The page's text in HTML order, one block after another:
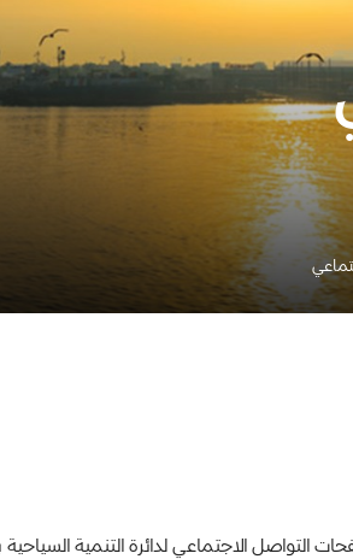
التواصل الاجتماعي لدائرة التنمية